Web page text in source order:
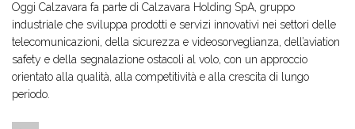
Oggi Calzavara fa parte di Calzavara Holding SpA, gruppo
industriale che sviluppa prodotti e servizi innovativi nei settori delle
telecomunicazioni, della sicurezza e videosorveglianza, dell’aviation
safety e della segnalazione ostacoli al volo, con un approccio
orientato alla qualità, alla competitività e alla crescita di lungo
periodo.